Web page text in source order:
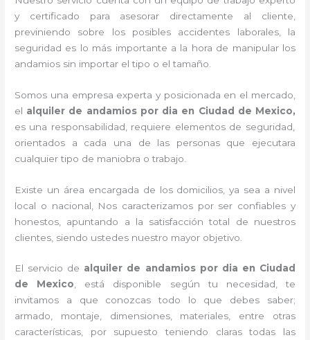
y certificado para asesorar directamente al cliente,
previniendo sobre los posibles accidentes laborales, la
seguridad es lo más importante a la hora de manipular los
andamios sin importar el tipo o el tamaño.
Somos una empresa experta y posicionada en el mercado,
el alquiler de andamios por dia en Ciudad de Mexico,
es una responsabilidad, requiere elementos de seguridad,
orientados a cada una de las personas que ejecutara
cualquier tipo de maniobra o trabajo.
Existe un área encargada de los domicilios, ya sea a nivel
local o nacional, Nos caracterizamos por ser confiables y
honestos, apuntando a la satisfacción total de nuestros
clientes, siendo ustedes nuestro mayor objetivo.
El servicio de alquiler de andamios por dia en Ciudad
de Mexico, está disponible según tu necesidad, te
invitamos a que conozcas todo lo que debes saber;
armado, montaje, dimensiones, materiales, entre otras
características, por supuesto teniendo claras todas las